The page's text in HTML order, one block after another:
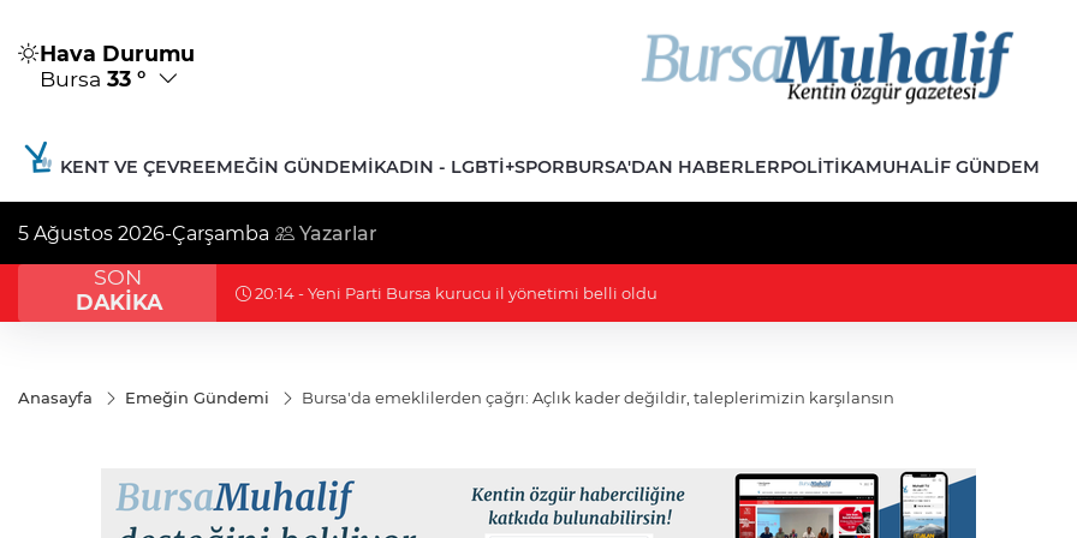
Hava Durumu
Bursa 33 °
KENT VE ÇEVREEMEĞIN GÜNDEMIKADIN - LGBTİ+SPORBURSA'DAN HABERLERPOLITIKAMUHALIF GÜNDEM
5 Ağustos 2026-Çarşamba Yazarlar
SON
DAKİKA
19:16 - Berkcan Bora hedef gösterildi: 10 yıl önceki paylaşımları nedeniyle ifade verdi
Anasayfa Emeğin Gündemi Bursa'da emeklilerden çağrı: Açlık kader değildir, taleplerimizin karşılansın